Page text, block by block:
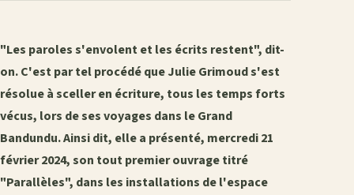
"Les paroles s'envolent et les écrits restent", dit-
on. C'est par tel procédé que Julie Grimoud s'est
résolue à sceller en écriture, tous les temps forts
vécus, lors de ses voyages dans le Grand
Bandundu.Ainsi dit, elle a présenté, mercredi 21
février 2024, son tout premier ouvrage titré
"Parallèles", dans les installations de l'espace